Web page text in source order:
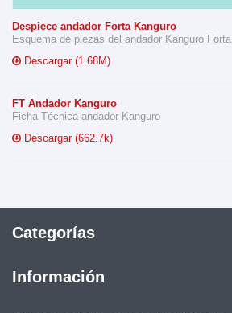
Despiece andador Forta Kanguro
Esquema de piezas del andador Kanguro Forta
Descargar (1.68M)
FT Andador Kanguro
Ficha Técnica andador Kanguro
Descargar (662.7k)
Categorías
Información